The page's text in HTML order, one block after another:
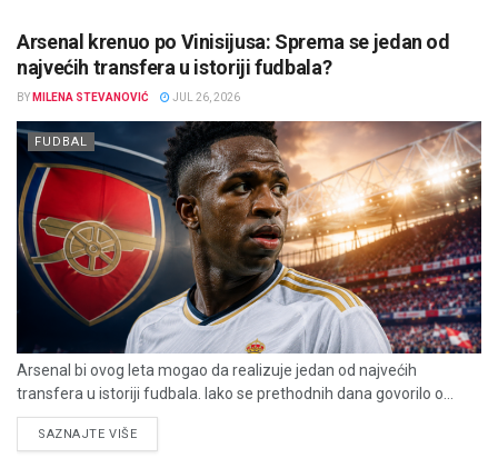
Arsenal krenuo po Vinisijusa: Sprema se jedan od
najvećih transfera u istoriji fudbala?
BY MILENA STEVANOVIĆ JUL 26, 2026
FUDBAL
Arsenal bi ovog leta mogao da realizuje jedan od najvećih
transfera u istoriji fudbala. Iako se prethodnih dana govorilo o...
SAZNAJTE VIŠEDETAILS